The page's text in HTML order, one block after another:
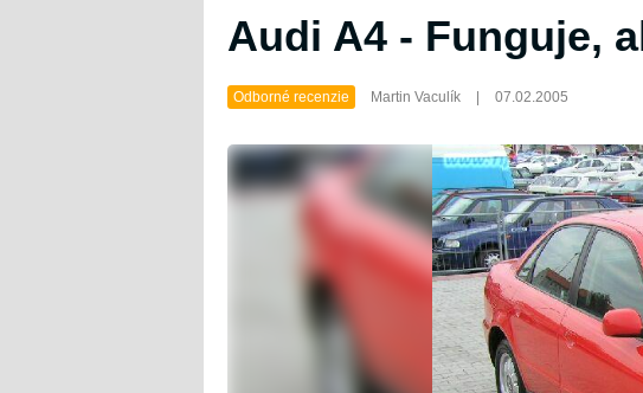
Audi A4 - Funguje,
Odborné recenzie Martin Vaculík 07.02.2005